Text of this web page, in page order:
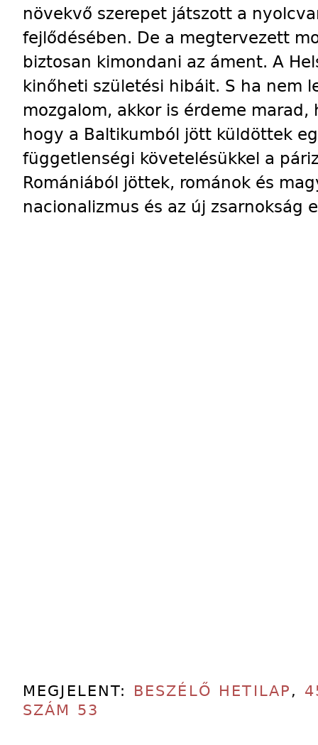
növekvő szerepet játszott a
fejlődésében. De a megtervezett
biztosan kimondani az áment. A
kinőheti születési hibáit. S ha nem
mozgalom, akkor is érdeme
hogy a Baltikumból jött küldöttek
függetlenségi követelésükkel a
Romániából jöttek, románok és
nacionalizmus és az új zsarnokság
MEGJELENT: BESZÉLŐ HETILAP ,
SZÁM 53